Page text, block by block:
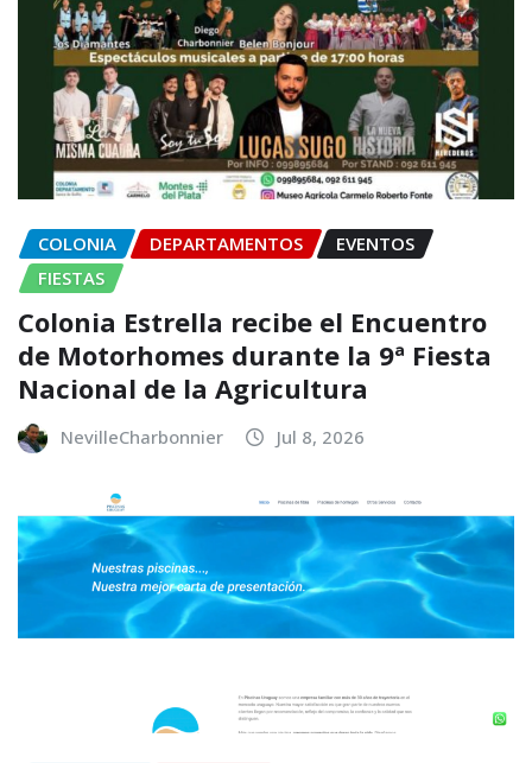
COLONIA DEPARTAMENTOS
EVENTOS
FIESTAS
Colonia Estrella recibe el Encuentro
de Motorhomes durante la 9ª Fiesta
Nacional de la Agricultura
NevilleCharbonnier Jul 8, 2026